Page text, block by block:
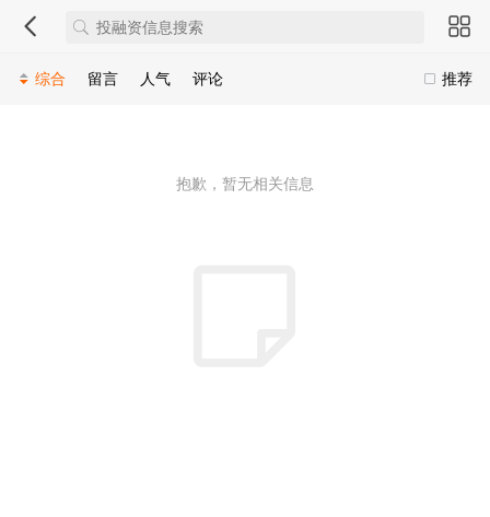
推荐
综合 留言 人气 评论
抱歉，暂无相关信息